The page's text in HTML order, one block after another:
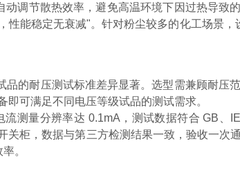
调节散热效率，避免高温环境下因过热导致
能稳定无衰减"。针对粉尘较多的化工场景
的耐压测试标准差异显著。选型需兼顾耐压
可满足不同电压等级试品的测试需求。
测量分辨率达 0.1mA，测试数据符合 GB、
柜，数据与第三方检测结果一致，验收一
。